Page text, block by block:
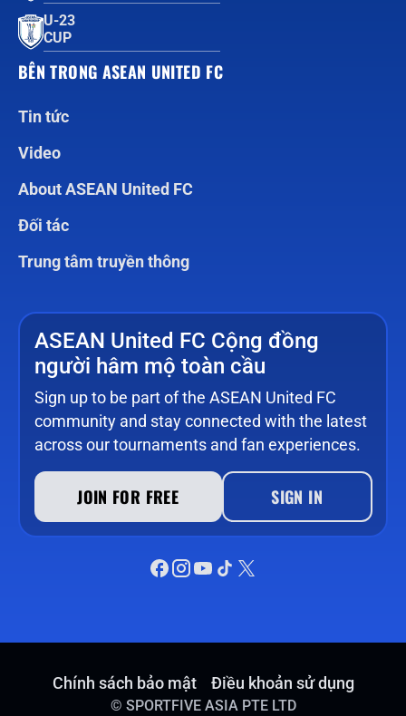
U-23
CUP
BÊN TRONG ASEAN UNITED FC
Tin tức
Video
About ASEAN United FC
Đối tác
Trung tâm truyền thông
ASEAN United FC Cộng đồng
người hâm mộ toàn cầu
Sign up to be part of the ASEAN United FC
community and stay connected with the latest
across our tournaments and fan experiences.
JOIN FOR FREE SIGN IN
Chính sách bảo mật Điều khoản sử dụng
© SPORTFIVE ASIA PTE LTD